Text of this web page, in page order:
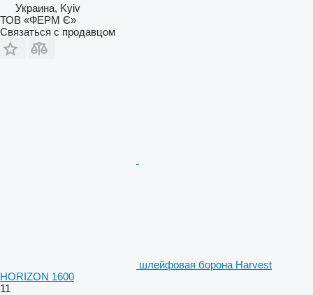
Украина, Kyiv
ТОВ «ФЕРМ Є»
Связаться с продавцом
шлейфовая борона Harvest
HORIZON 1600
11